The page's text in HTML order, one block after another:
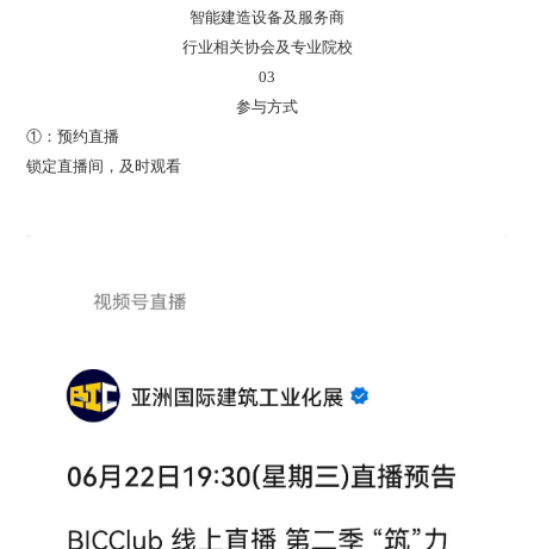
智能建造设备及服务商
行业相关协会及专业院校
03
参与方式
①：预约直播
锁定直播间，及时观看